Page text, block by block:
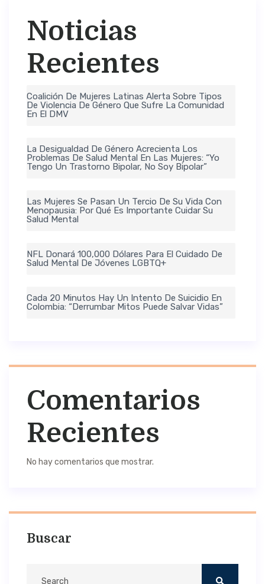
Noticias
Recientes
Coalición De Mujeres Latinas Alerta Sobre Tipos
De Violencia De Género Que Sufre La Comunidad
En El DMV
La Desigualdad De Género Acrecienta Los
Problemas De Salud Mental En Las Mujeres: “Yo
Tengo Un Trastorno Bipolar, No Soy Bipolar”
Las Mujeres Se Pasan Un Tercio De Su Vida Con
Menopausia: Por Qué Es Importante Cuidar Su
Salud Mental
NFL Donará 100,000 Dólares Para El Cuidado De
Salud Mental De Jóvenes LGBTQ+
Cada 20 Minutos Hay Un Intento De Suicidio En
Colombia: “Derrumbar Mitos Puede Salvar Vidas”
Comentarios
Recientes
No hay comentarios que mostrar.
Buscar